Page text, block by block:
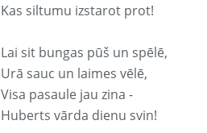
Kas siltumu izstarot prot!
Lai sit bungas pūš un spēlē,
Urā sauc un laimes vēlē,
Visa pasaule jau zina -
Huberts vārda dienu svin!